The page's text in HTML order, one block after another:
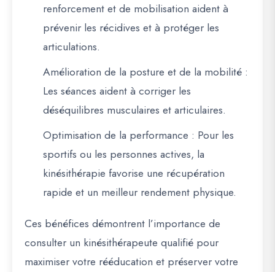
renforcement et de mobilisation aident à
prévenir les récidives et à protéger les
articulations.
Amélioration de la posture et de la mobilité :
Les séances aident à corriger les
déséquilibres musculaires et articulaires.
Optimisation de la performance : Pour les
sportifs ou les personnes actives, la
kinésithérapie favorise une récupération
rapide et un meilleur rendement physique.
Ces bénéfices démontrent l’importance de
consulter un kinésithérapeute qualifié pour
maximiser votre rééducation et préserver votre